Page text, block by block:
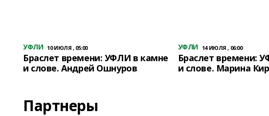
УФЛИ 10 ИЮЛЯ , 05:00
Браслет времени: УФЛИ в камне
и слове. Андрей Ошнуров
УФЛИ 14 ИЮЛЯ , 06:00
Браслет времени:
и слове. Марина
Партнеры